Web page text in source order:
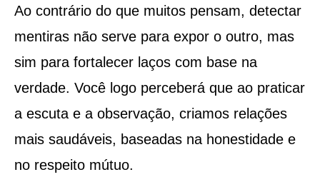
Ao contrário do que muitos pensam, detectar
mentiras não serve para expor o outro, mas
sim para fortalecer laços com base na
verdade. Você logo perceberá que ao praticar
a escuta e a observação, criamos relações
mais saudáveis, baseadas na honestidade e
no respeito mútuo.